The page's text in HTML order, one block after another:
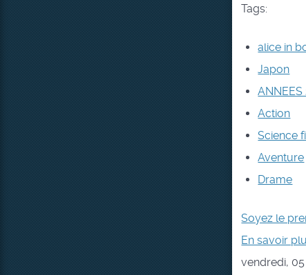
Tags:
alice in
Japon
ANNEES
Action
Science
Aventure
Drame
Soyez le
En savoir
vendredi,